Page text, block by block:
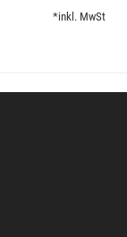
*inkl. MwSt